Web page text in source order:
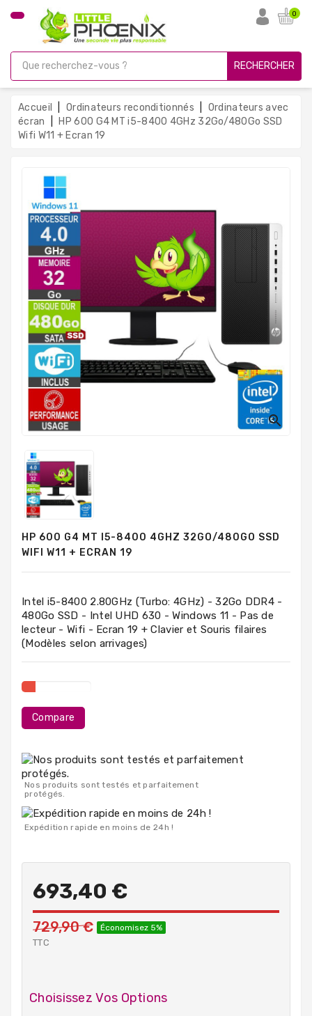
CATÉGORIE
Gamer
Unités
Centrales
Reconditionnées
Ordinateurs
Portables
Mesure
Tout-
Mémoires
RAM
Durs
Composants
Composants
PC
Portables
0
RECHERCHER
Accueil Ordinateurs reconditionnés
Ordinateurs avec
écran
HP 600 G4 MT i5-8400 4GHz 32Go/480Go SSD
Wifi W11 + Ecran 19

HP 600 G4 MT I5-8400 4GHZ 32GO/480GO SSD
WIFI W11 + ECRAN 19
Intel i5-8400 2.80GHz (Turbo: 4GHz) - 32Go DDR4 -
480Go SSD - Intel UHD 630 - Windows 11 - Pas de
lecteur - Wifi - Ecran 19 + Clavier et Souris filaires
(Modèles selon arrivages)
Compare
Nos produits sont testés et parfaitement
protégés.
Expédition rapide en moins de 24h !
693,40 €
729,90 € Économisez 5%
TTC
Choisissez Vos Options